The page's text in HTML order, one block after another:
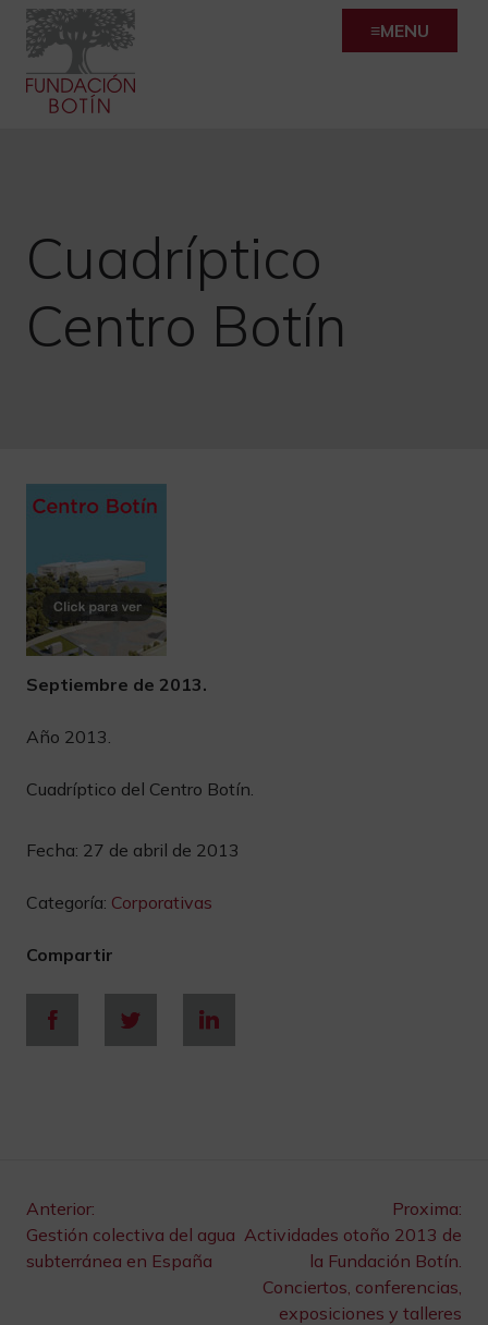
Skip
content
MENU
Cuadríptico
Centro Botín
Septiembre de 2013.
Año 2013.
Cuadríptico del Centro Botín.
Fecha: 27 de abril de 2013
Categoría: Corporativas
Compartir
Navegación
de
Anterior:
Gestión colectiva del agua
subterránea en España
Proxima:
Actividades otoño 2013 de
la Fundación Botín.
Conciertos, conferencias,
exposiciones y talleres